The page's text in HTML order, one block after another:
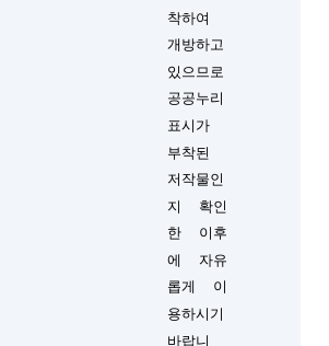
착하여
개방하고
있으므로
공공누리
표시가
부착된
저작물인
지 확인
한 이후
에 자유
롭게 이
용하시기
바랍니